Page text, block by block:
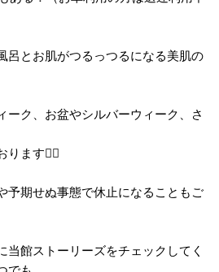
呂とお肌がつるっつるになる美肌の
ーク、お盆やシルバーウィーク、さ
ります💁‍♀️
予期せぬ事態で休止になることもご
当館ストーリーズをチェックしてく